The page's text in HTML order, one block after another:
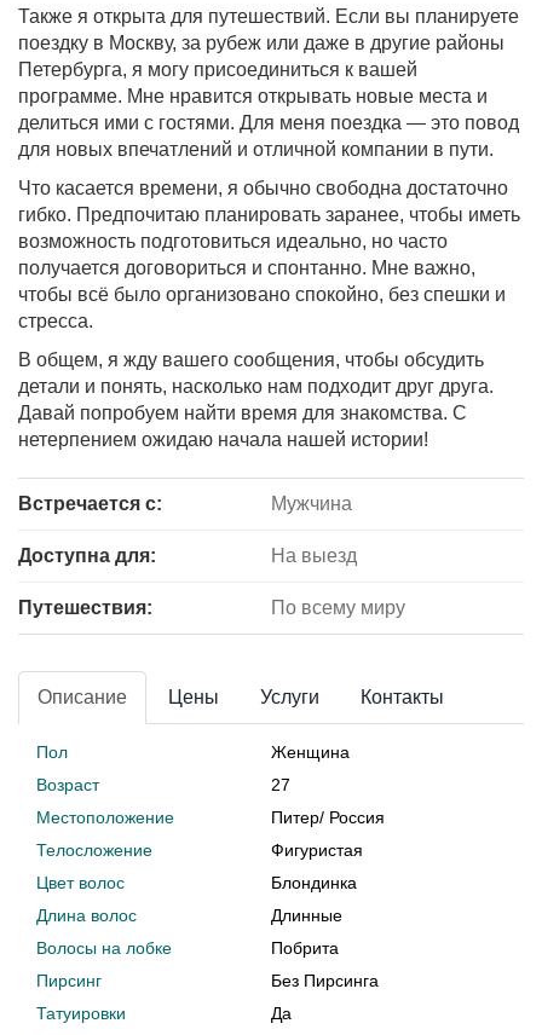
Также я открыта для путешествий. Если вы планируете
поездку в Москву, за рубеж или даже в другие районы
Петербурга, я могу присоединиться к вашей
программе. Мне нравится открывать новые места и
делиться ими с гостями. Для меня поездка — это повод
для новых впечатлений и отличной компании в пути.
Что касается времени, я обычно свободна достаточно
гибко. Предпочитаю планировать заранее, чтобы иметь
возможность подготовиться идеально, но часто
получается договориться и спонтанно. Мне важно,
чтобы всё было организовано спокойно, без спешки и
стресса.
В общем, я жду вашего сообщения, чтобы обсудить
детали и понять, насколько нам подходит друг друга.
Давай попробуем найти время для знакомства. С
нетерпением ожидаю начала нашей истории!
Встречается с: Мужчина
Доступна для: На выезд
Путешествия: По всему миру
Описание Цены Услуги Контакты
Пол
Женщина
Возраст
27
Местоположение
Питер/ Россия
Телосложение
Фигуристая
Цвет волос
Блондинка
Длина волос
Длинные
Волосы на лобке
Побрита
Пирсинг
Без Пирсинга
Татуировки
Да